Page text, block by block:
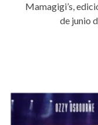
Mamagigi’s,
de junio